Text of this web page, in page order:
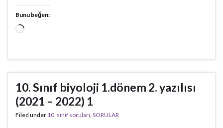
Bunu beğen:
Yükleniyor...
10. Sınıf biyoloji 1.dönem 2. yazılısı
(2021 – 2022) 1
Filed under 10. sınıf soruları SORULAR